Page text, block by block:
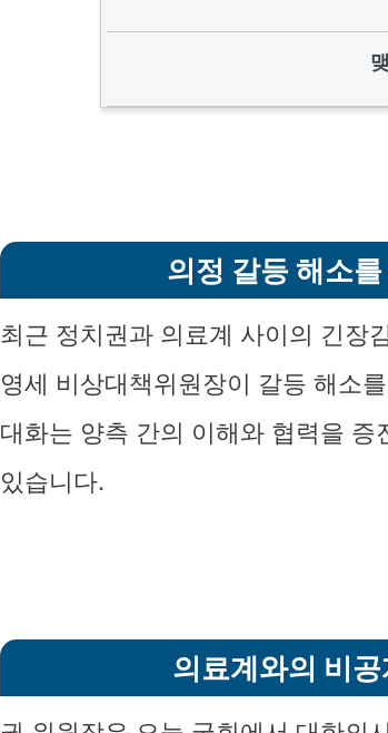
의정 갈등 해소
최근 정치권과 의료계 사이의 긴장
영세 비상대책위원장이 갈등 해소
대화는 양측 간의 이해와 협력을
있습니다.
의료계와의 비